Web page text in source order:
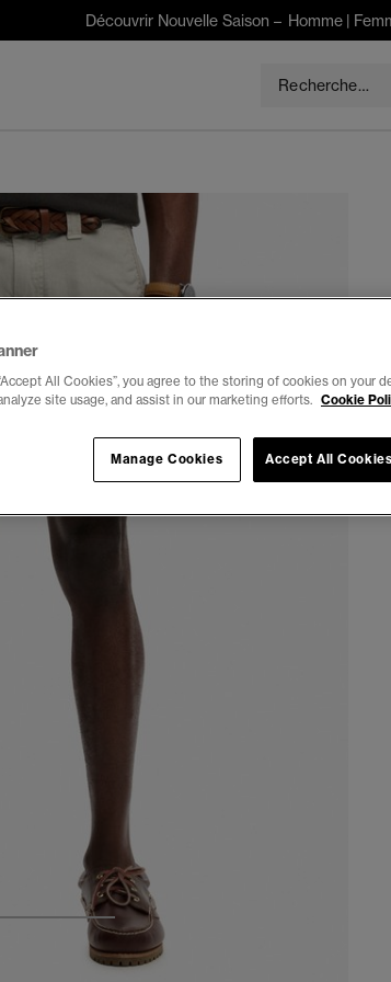
Découvrir Nouvelle Saison – Homme|
5
All Cookies”, you agree to the storing of cookies on your
site usage, and assist in our marketing efforts. Cookie
Accept All Cookies
Manage Cookies